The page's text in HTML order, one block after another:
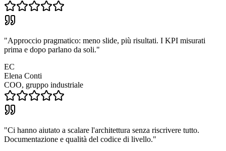
"Approccio pragmatico: meno slide, più risultati. I KPI misurati
prima e dopo parlano da soli."
EC
Elena Conti
COO, gruppo industriale
"Ci hanno aiutato a scalare l'architettura senza riscrivere tutto.
Documentazione e qualità del codice di livello."